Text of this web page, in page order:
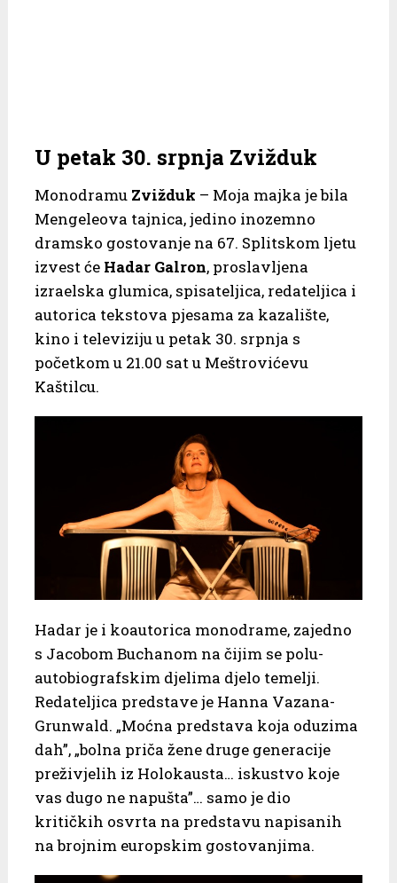
U petak 30. srpnja Zvižduk
Monodramu Zvižduk – Moja majka je bila
Mengeleova tajnica, jedino inozemno
dramsko gostovanje na 67. Splitskom ljetu
izvest će Hadar Galron, proslavljena
izraelska glumica, spisateljica, redateljica i
autorica tekstova pjesama za kazalište,
kino i televiziju u petak 30. srpnja s
početkom u 21.00 sat u Meštrovićevu
Kaštilcu.
Hadar je i koautorica monodrame, zajedno
s Jacobom Buchanom na čijim se polu-
autobiografskim djelima djelo temelji.
Redateljica predstave je Hanna Vazana-
Grunwald. „Moćna predstava koja oduzima
dah”, „bolna priča žene druge generacije
preživjelih iz Holokausta… iskustvo koje
vas dugo ne napušta”… samo je dio
kritičkih osvrta na predstavu napisanih
na brojnim europskim gostovanjima.